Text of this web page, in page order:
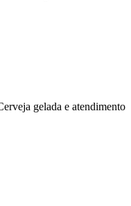
gelada e atendimento